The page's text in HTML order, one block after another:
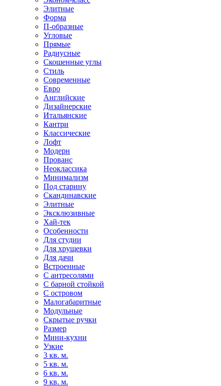
Элитные
Форма
П-образные
Угловые
Прямые
Радиусные
Скошенные углы
Стиль
Современные
Евро
Английские
Дизайнерские
Итальянские
Кантри
Классические
Лофт
Модерн
Прованс
Неоклассика
Минимализм
Под старину
Скандинавские
Элитные
Эксклюзивные
Хай-тек
Особенности
Для студии
Для хрущевки
Для дачи
Встроенные
С антресолями
С барной стойкой
С островом
Малогабаритные
Модульные
Скрытые ручки
Размер
Мини-кухни
Узкие
3 кв. м.
5 кв. м.
6 кв. м.
9 кв. м.